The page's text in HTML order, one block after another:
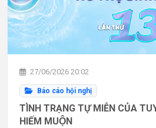
27/06/2026 20:02
Báo cáo hội nghị
TÌNH TRẠNG TỰ MIỄN CỦA
HIẾM MUỘN